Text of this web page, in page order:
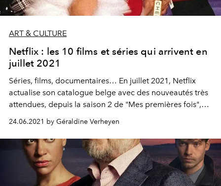
ART & CULTURE
Netflix : les 10 films et séries qui arrivent en
juillet 2021
Séries, films, documentaires… En juillet 2021, Netflix
actualise son catalogue belge avec des nouveautés très
attendues, depuis la saison 2 de "Mes premières fois",
jusqu’à la trilogie "Le Hobbit", en passant par la
deuxième saison de "Outer Banks". Voici les 10
nouveautés à binge-watcher dès le 1er juillet sur la
plateforme.
24.06.2021 by Géraldine Verheyen